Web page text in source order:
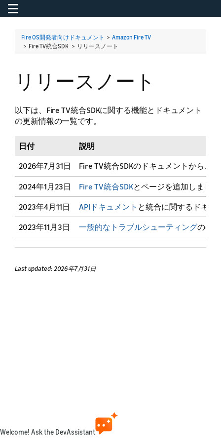
Toggle navigation
Fire OS開発者向けドキュメント > Amazon Fire TV
> Fire TV統合SDK > リリースノート
リリースノート
以下は、Fire TV統合SDKに関する機能とドキュメント
の更新情報の一覧です。
日付
説明
2026年7月31日
Fire TV統合SDKのドキュメントから、
2024年1月23日 Fire TV統合SDKとページを追加しまし
2023年4月11日 APIドキュメント と統合に関するドキュ
2023年11月3日 一般的なトラブルシューティングのペ
Last updated: 2026年7月31日
Welcome! Ask the DevAssistant